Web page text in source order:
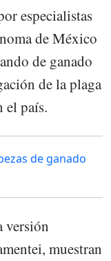
especialistas
de México
de ganado
de la plaga
el país.
de ganado
versión
muestran